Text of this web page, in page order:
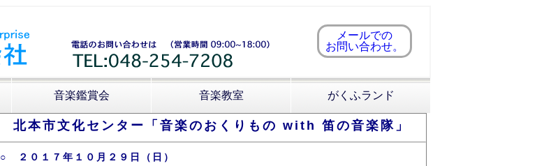
メールでの
お問い合わせ。
音楽鑑賞会 音楽教室 がくふランド
北本市文化センター「音楽のおくりもの with 笛の音楽隊」
○ ２０１７年１０月２９日（日）